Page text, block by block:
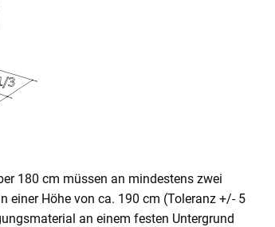
180 cm müssen an mindestens zwei
einer Höhe von ca. 190 cm (Toleranz +/- 5
an einem festen Untergrund